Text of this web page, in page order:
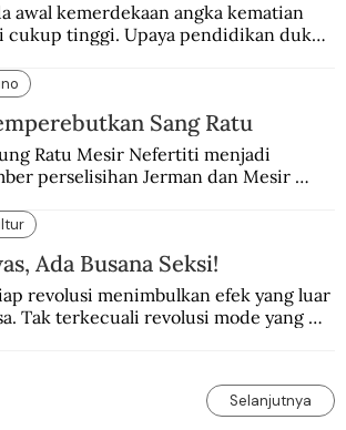
awal kemerdekaan angka kematian
cukup tinggi. Upaya pendidikan dukun
Sang Ratu
Ratu Mesir Nefertiti menjadi
perselisihan Jerman dan Mesir
Ada Busana Seksi!
revolusi menimbulkan efek yang luar
Tak terkecuali revolusi mode yang
Selanjutnya